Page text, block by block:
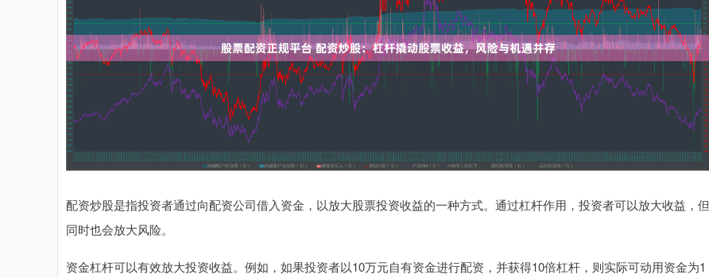
配资炒股是指投资者通过向配资公司借入资金，以放大股票投资收益的一种方式。通过杠杆作用，投资者可以放大收益，但
同时也会放大风险。
资金杠杆可以有效放大投资收益。例如，如果投资者以10万元自有资金进行配资，并获得10倍杠杆，则实际可动用资金为1